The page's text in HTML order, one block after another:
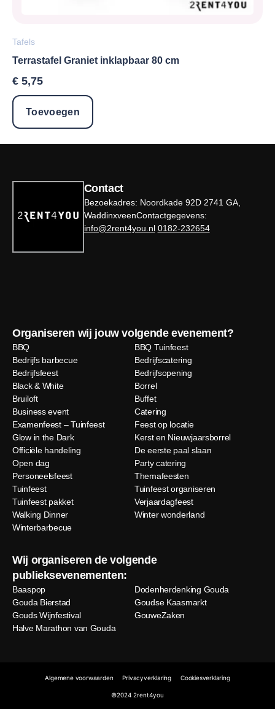
Tafels
Terrastafel Graniet inklapbaar 80 cm
€ 5,75
Toevoegen
Contact
Bezoekadres: Noordkade 92D 2741 GA,
WaddinxveenContactgegevens:
info@2rent4you.nl 0182-232654
Organiseren wij jouw volgende evenement?
BBQ
BBQ Tuinfeest
Bedrijfs barbecue
Bedrijfscatering
Bedrijfsfeest
Bedrijfsopening
Black & White
Borrel
Bruiloft
Buffet
Business event
Catering
Examenfeest – Tuinfeest
Feest op locatie
Glow in the Dark
Kerst en Nieuwjaarsborrel
Officiële handeling
De eerste paal slaan
Open dag
Party catering
Personeelsfeest
Themafeesten
Tuinfeest
Tuinfeest organiseren
Tuinfeest pakket
Verjaardagfeest
Walking Dinner
Winter wonderland
Winterbarbecue
Wij organiseren de volgende
publieksevenementen:
Baaspop
Dodenherdenking Gouda
Gouda Bierstad
Goudse Kaasmarkt
Gouds Wijnfestival
GouweZaken
Halve Marathon van Gouda
©2024 2rent4you
Algemene voorwaarden Privacyverklaring Cookiesverklaring